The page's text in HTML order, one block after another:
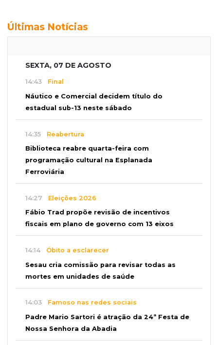
Últimas Notícias
SEXTA, 07 DE AGOSTO
14:43 Final
Náutico e Comercial decidem título do
estadual sub-13 neste sábado
14:35 Reabertura
Biblioteca reabre quarta-feira com
programação cultural na Esplanada
Ferroviária
14:27 Eleições 2026
Fábio Trad propõe revisão de incentivos
fiscais em plano de governo com 13 eixos
14:14 Óbito a esclarecer
Sesau cria comissão para revisar todas as
mortes em unidades de saúde
14:03 Famoso nas redes sociais
Padre Mario Sartori é atração da 24ª Festa de
Nossa Senhora da Abadia